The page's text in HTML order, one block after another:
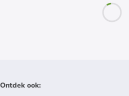
Ontdek ook: